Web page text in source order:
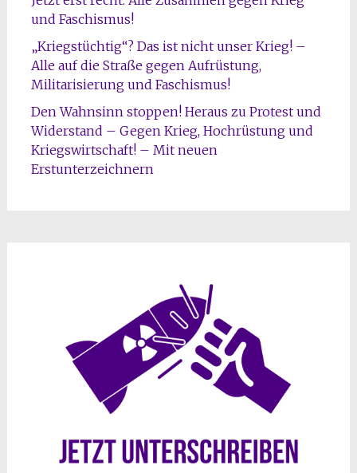
und Faschismus!
„Kriegstüchtig“? Das ist nicht unser Krieg! –
Alle auf die Straße gegen Aufrüstung,
Militarisierung und Faschismus!
Den Wahnsinn stoppen! Heraus zu Protest und
Widerstand – Gegen Krieg, Hochrüstung und
Kriegswirtschaft! – Mit neuen
Erstunterzeichnern